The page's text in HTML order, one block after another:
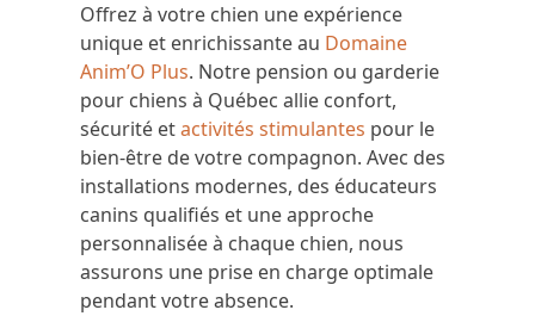
Offrez à votre chien une expérience
unique et enrichissante au Domaine
Anim’O Plus. Notre pension ou garderie
pour chiens à Québec allie confort,
sécurité etactivités stimulantes pour le
bien-être de votre compagnon. Avec des
installations modernes, des éducateurs
canins qualifiés et une approche
personnalisée à chaque chien, nous
assurons une prise en charge optimale
pendant votre absence.